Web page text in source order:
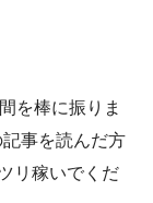
を棒に振りま
事を読んだ方
リ稼いでくだ